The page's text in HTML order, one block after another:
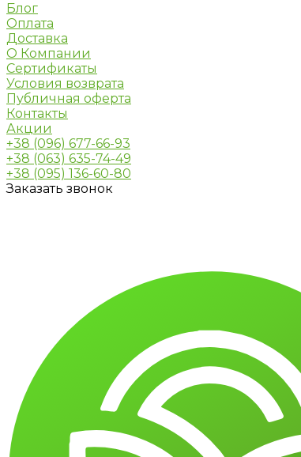
Блог
Оплата
Доставка
О Компании
Сертификаты
Условия возврата
Публичная оферта
Контакты
Акции
+38 (096) 677-66-93
+38 (063) 635-74-49
+38 (095) 136-60-80
Заказать звонок